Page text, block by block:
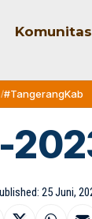
Komunitas
#TangerangKab
25 Juni,